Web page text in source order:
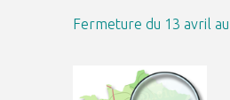
Fermeture du 13 avril